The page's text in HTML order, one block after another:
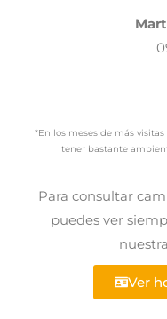
*En los meses de más
tener bastante
Para consultar
puedes ver
Ver